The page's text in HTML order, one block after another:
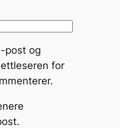
post og
for